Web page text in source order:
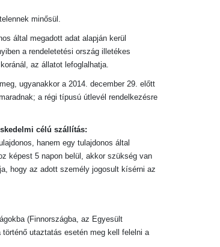
minősül.
által megadott adat alapján kerül
a rendeletetési ország illetékes
az állatot lefoglalhatja.
ugyanakkor a 2014. december 29. előtt
a régi típusú útlevél rendelkezésre
célú szállítás:
hanem egy tulajdonos által
képest 5 napon belül, akkor szükség van
hogy az adott személy jogosult kísérni az
(Finnországba, az Egyesült
utaztatás esetén meg kell felelni a